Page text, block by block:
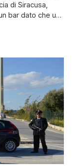
di Siracusa,
bar dato che un
[…]